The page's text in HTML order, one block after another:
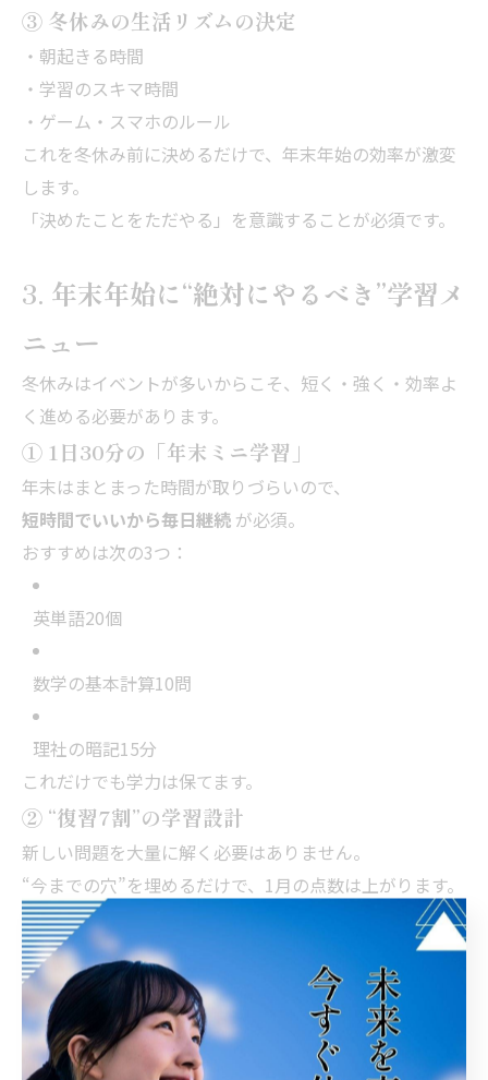
③ 冬休みの生活リズムの決定
・朝起きる時間
・学習のスキマ時間
・ゲーム・スマホのルール
これを冬休み前に決めるだけで、年末年始の効率が激変
します。
「決めたことをただやる」を意識することが必須です。
3. 年末年始に“絶対にやるべき”学習メ
ニュー
冬休みはイベントが多いからこそ、短く・強く・効率よ
く進める必要があります。
① 1日30分の「年末ミニ学習」
年末はまとまった時間が取りづらいので、
短時間でいいから毎日継続 が必須。
おすすめは次の3つ：
英単語20個
数学の基本計算10問
理社の暗記15分
これだけでも学力は保てます。
② “復習7割”の学習設計
新しい問題を大量に解く必要はありません。
“今までの穴”を埋めるだけで、1月の点数は上がります。
③ 正月明けにすぐエンジンがかかる準備
冬休み最終2日間は
「学校再開モードに切り替える学習」をします。
国語の読解